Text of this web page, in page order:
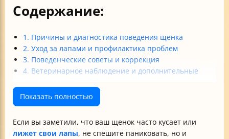
Содержание:
1. Причины и диагностика поведения щенка
2. Уход за лапами и профилактика проблем
3. Поведенческие советы и коррекция
4. Ветеринарное наблюдение и дополнительные
Итоговые рекомендации
Показать полностью
Если вы заметили, что ваш щенок часто кусает или
лижет свои лапы, не спешите паниковать, но и